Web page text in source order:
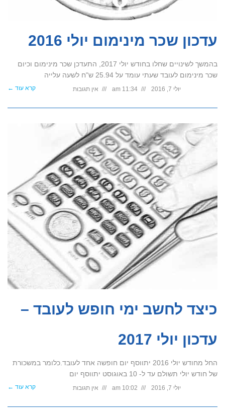
עדכון שכר מינימום יולי 2016
בהמשך לשינויים שחלו בחודש יולי 2017, התעדכן שכר מינימום וכיום
שכר מינימום לעובד שעתי עומד על 25.94 ש"ח לשעה עלייה
יולי 7, 2016 11:34 am אין תגובות קרא עוד ←
כיצד לחשב ימי חופש לעובד –
עדכון יולי 2017
החל מחודש יולי 2016 יתווסף יום חופשה אחד לעובד.כלומר במשכורת
של חודש יולי תשולם עד ל- 10 באוגוסט יתווסף יום
יולי 7, 2016 10:02 am אין תגובות קרא עוד ←